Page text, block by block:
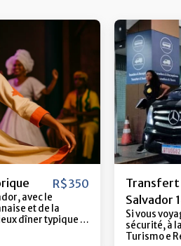
R$350
avec le
et de la
dîner typique et
Transfert
Salvador
Si vous
sécurité, à
Turismo e